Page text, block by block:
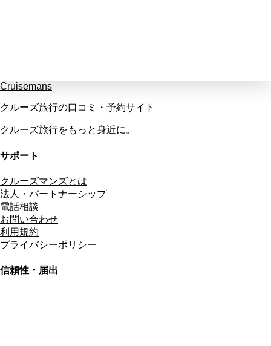
Cruisemans
クルーズ旅行の口コミ・予約サイト
クルーズ旅行をもっと身近に。
サポート
クルーズマンズとは
法人・パートナーシップ
電話相談
お問い合わせ
利用規約
プライバシーポリシー
信頼性・届出